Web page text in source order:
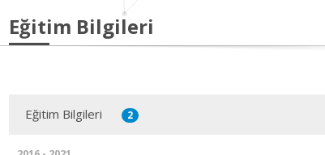
Eğitim Bilgileri
Eğitim Bilgileri 2